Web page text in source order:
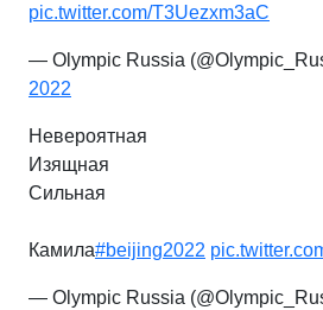
pic.twitter.com/T3Uezxm3aC
— Olympic Russia
2022
Невероятная
Изящная
Сильная
Камила#beijing2022
— Olympic Russia